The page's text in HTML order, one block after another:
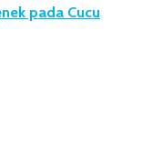
pada Cucu